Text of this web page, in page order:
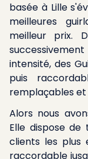
basée à Lille
meilleures
meilleur prix.
intensité, des
puis
remplaçables
Alors nous
Elle dispose
clients les plus
raccordable